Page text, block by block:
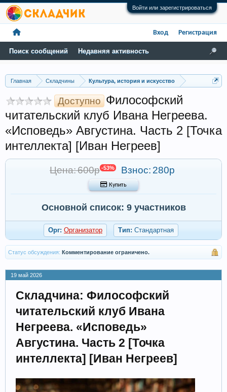
Войти или зарегистрироваться
Главная Складчины Культура, история и искусство
Доступно Философский
читательский клуб Ивана Негреева.
«Исповедь» Августина. Часть 2 [Точка
интеллекта] [Иван Негреев]
Цена: 600р -53% Взнос: 280р
 Купить
Основной список: 9 участников
Орг: Организатор Тип: Стандартная
Статус обсуждения: Комментирование ограничено.
19 май 2026
Складчина: Философский
читательский клуб Ивана
Негреева. «Исповедь»
Августина. Часть 2 [Точка
интеллекта] [Иван Негреев]
Поиск сообщений Недавняя активность
Вход Регистрация